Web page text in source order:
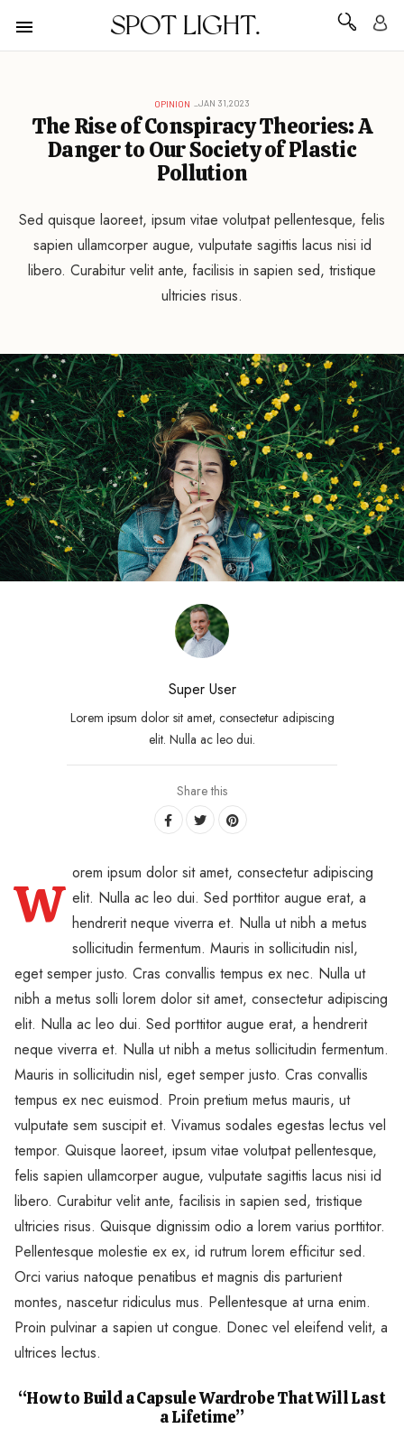
SPOT LIGHT.
OPINION JAN 31,2023
The Rise of Conspiracy Theories: A
Danger to Our Society of Plastic
Pollution
Sed quisque laoreet, ipsum vitae volutpat pellentesque, felis
sapien ullamcorper augue, vulputate sagittis lacus nisi id
libero. Curabitur velit ante, facilisis in sapien sed, tristique
ultricies risus.
Super User
Lorem ipsum dolor sit amet, consectetur adipiscing
elit. Nulla ac leo dui.
Share this
W orem ipsum dolor sit amet, consectetur adipiscing
elit. Nulla ac leo dui. Sed porttitor augue erat, a
hendrerit neque viverra et. Nulla ut nibh a metus
sollicitudin fermentum. Mauris in sollicitudin nisl,
eget semper justo. Cras convallis tempus ex nec. Nulla ut
nibh a metus solli lorem dolor sit amet, consectetur adipiscing
elit. Nulla ac leo dui. Sed porttitor augue erat, a hendrerit
neque viverra et. Nulla ut nibh a metus sollicitudin fermentum.
Mauris in sollicitudin nisl, eget semper justo. Cras convallis
tempus ex nec euismod. Proin pretium metus mauris, ut
vulputate sem suscipit et. Vivamus sodales egestas lectus vel
tempor. Quisque laoreet, ipsum vitae volutpat pellentesque,
felis sapien ullamcorper augue, vulputate sagittis lacus nisi id
libero. Curabitur velit ante, facilisis in sapien sed, tristique
ultricies risus. Quisque dignissim odio a lorem varius porttitor.
Pellentesque molestie ex ex, id rutrum lorem efficitur sed.
Orci varius natoque penatibus et magnis dis parturient
montes, nascetur ridiculus mus. Pellentesque at urna enim.
Proin pulvinar a sapien ut congue. Donec vel eleifend velit, a
ultrices lectus.
“How to Build a Capsule Wardrobe That Will Last
a Lifetime”